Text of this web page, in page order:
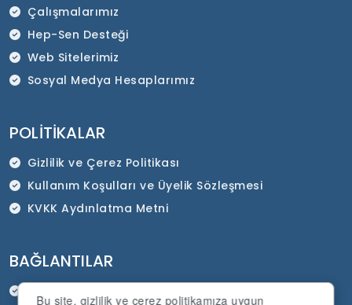
Bu site, gizlilik ve çerez politikamıza uygun
Çalışmalarımız
Hep-Sen Desteği
Web Sitelerimiz
Sosyal Medya Hesaplarımız
POLITIKALAR
Gizlilik ve Çerez Politikası
Kullanım Koşulları ve Üyelik Sözleşmesi
KVKK Aydınlatma Metni
BAĞLANTILAR